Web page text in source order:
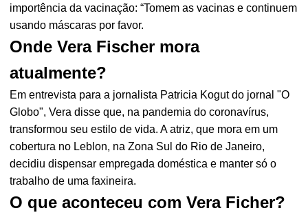
importência da vacinação: “Tomem as vacinas e continuem
usando máscaras por favor.
Onde Vera Fischer mora
atualmente?
Em entrevista para a jornalista Patricia Kogut do jornal "O
Globo", Vera disse que, na pandemia do coronavírus,
transformou seu estilo de vida. A atriz, que mora em um
cobertura no Leblon, na Zona Sul do Rio de Janeiro,
decidiu dispensar empregada doméstica e manter só o
trabalho de uma faxineira.
O que aconteceu com Vera Ficher?